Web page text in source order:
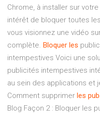
Chrome, à installer sur
intérêt de bloquer toutes
vous visionnez une vidéo
complète. Bloquer les
intempestives Voici une
publicités intempestives
au sein des applications et
Comment supprimer les
Blog Façon 2 : Bloquer les